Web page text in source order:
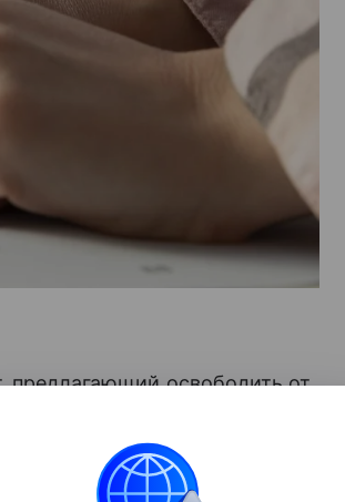
предлагающий освободить от
иностранцев.